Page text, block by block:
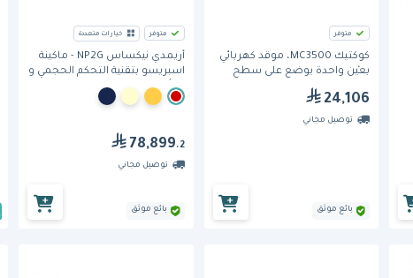
متوفر
كوكتيك MC3500، موقد كهربائي
بعيْن واحدة يوضع على سطح
24,106
توصيل مجاني
بائع موثق
متوفر خيارات متعددة
أريمدي نيكساس NP2G - ماكينة
اسبريسو بتقنية التحكم الحجمي و
2 رأس مجموعة
78,899.2
توصيل مجاني
بائع موثق